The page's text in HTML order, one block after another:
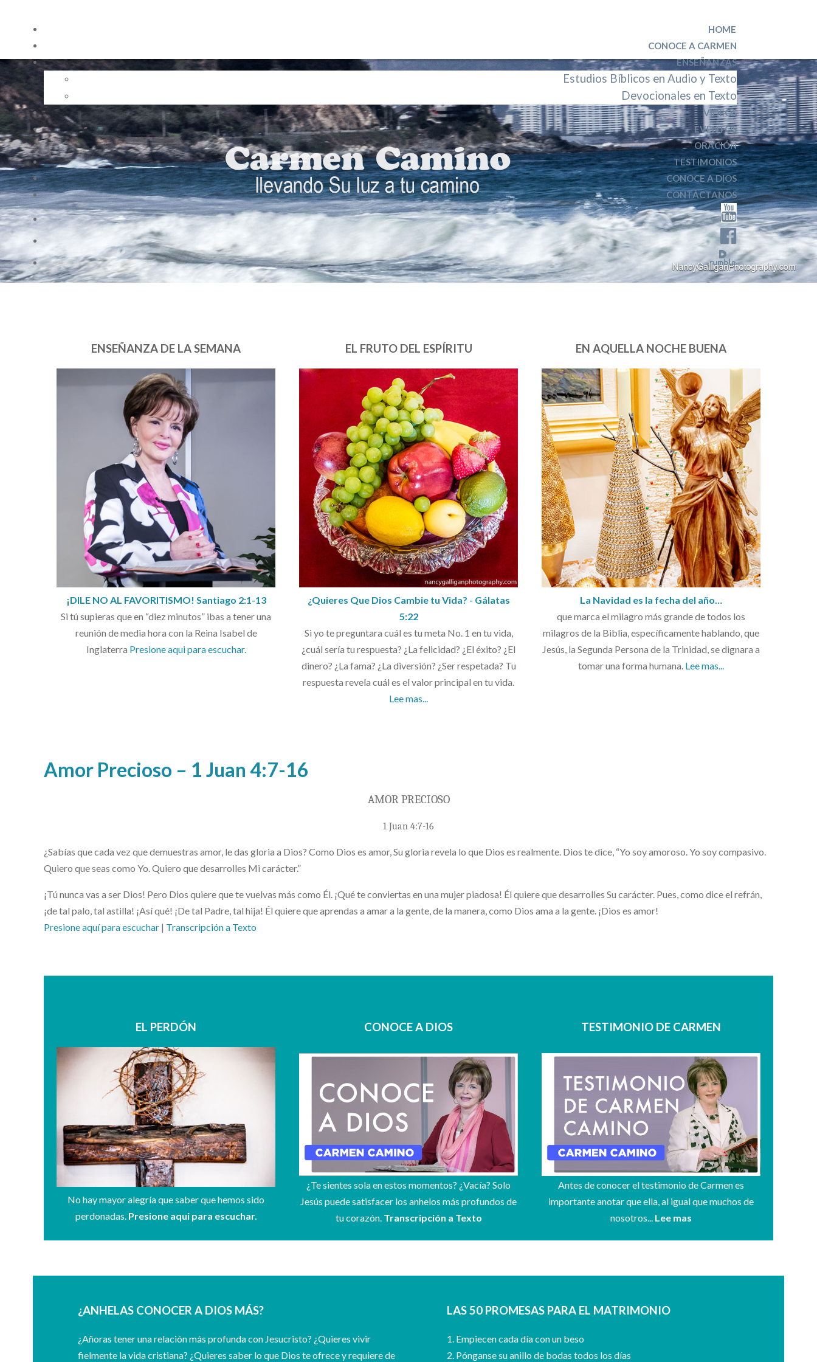
HOME
CONOCE A CARMEN
ENSEÑANZAS
Estudios Bíblicos en Audio y Texto
Devocionales en Texto
VIDEOS
EVENTOS
ORACIÓN
TESTIMONIOS
CONOCE A DIOS
CONTÁCTANOS
ENSEÑANZA DE LA SEMANA
¡DILE NO AL FAVORITISMO! Santiago 2:1-13
Si tú supieras que en “diez minutos” ibas a tener una
reunión de media hora con la Reina Isabel de
Inglaterra Presione aqui para escuchar.
EL FRUTO DEL ESPÍRITU
¿Quieres Que Dios Cambie tu Vida? - Gálatas
5:22
Si yo te preguntara cuál es tu meta No. 1 en tu vida,
¿cuál sería tu respuesta? ¿La felicidad? ¿El éxito? ¿El
dinero? ¿La fama? ¿La diversión? ¿Ser respetada? Tu
respuesta revela cuál es el valor principal en tu vida.
Lee mas...
EN AQUELLA NOCHE BUENA
La Navidad es la fecha del año…
que marca el milagro más grande de todos los
milagros de la Biblia, específicamente hablando, que
Jesús, la Segunda Persona de la Trinidad, se dignara a
tomar una forma humana. Lee mas...
Amor Precioso – 1 Juan 4:7-16
AMOR PRECIOSO
1 Juan 4:7-16
¿Sabías que cada vez que demuestras amor, le das gloria a Dios? Como Dios es amor, Su gloria revela lo que Dios es realmente. Dios te dice, “Yo soy amoroso. Yo soy compasivo.
Quiero que seas como Yo. Quiero que desarrolles Mi carácter.”
¡Tú nunca vas a ser Dios! Pero Dios quiere que te vuelvas más como Él. ¡Qué te conviertas en una mujer piadosa! Él quiere que desarrolles Su carácter. Pues, como dice el refrán,
¡de tal palo, tal astilla! ¡Así qué! ¡De tal Padre, tal hija! Él quiere que aprendas a amar a la gente, de la manera, como Dios ama a la gente. ¡Dios es amor!
Presione aquí para escuchar | Transcripción a Texto
EL PERDÓN
No hay mayor alegría que saber que hemos sido
perdonadas. Presione aqui para escuchar.
CONOCE A DIOS
¿Te sientes sola en estos momentos? ¿Vacía? Solo
Jesús puede satisfacer los anhelos más profundos de
tu corazón. Transcripción a Texto
TESTIMONIO DE CARMEN
Antes de conocer el testimonio de Carmen es
importante anotar que ella, al igual que muchos de
nosotros... Lee mas
¿ANHELAS CONOCER A DIOS MÁS?
¿Añoras tener una relación más profunda con Jesucristo? ¿Quieres vivir
fielmente la vida cristiana? ¿Quieres saber lo que Dios te ofrece y requiere de
LAS 50 PROMESAS PARA EL MATRIMONIO
1. Empiecen cada día con un beso
2. Pónganse su anillo de bodas todos los días